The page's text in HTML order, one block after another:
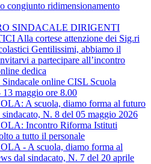
congiunto ridimensionamento
SINDACALE DIRIGENTI
Alla cortese attenzione dei Sig.ri
Gentilissimi, abbiamo il
a partecipare all’incontro
dedica
Sindacale online CISL Scuola
13 maggio ore 8.00
A scuola, diamo forma al futuro
N. 8 del 05 maggio 2026
Incontro Riforma Istituti
a tutto il personale
- A scuola, diamo forma al
dal sindacato, N. 7 del 20 aprile